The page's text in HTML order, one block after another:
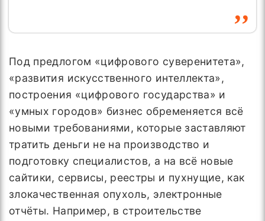
Под предлогом «цифрового суверенитета»,
«развития искусственного интеллекта»,
построения «цифрового государства» и
«умных городов» бизнес обременяется всё
новыми требованиями, которые заставляют
тратить деньги не на производство и
подготовку специалистов, а на всё новые
сайтики, сервисы, реестры и пухнущие, как
злокачественная опухоль, электронные
отчёты. Например, в строительстве